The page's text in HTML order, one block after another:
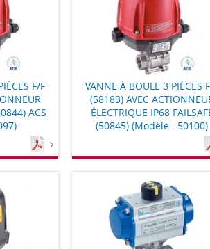
F/F
ACS
VANNE À BOULE 3 PIÈCES
(58183) AVEC
ÉLECTRIQUE IP68
(50845) (Modèle : 50100)